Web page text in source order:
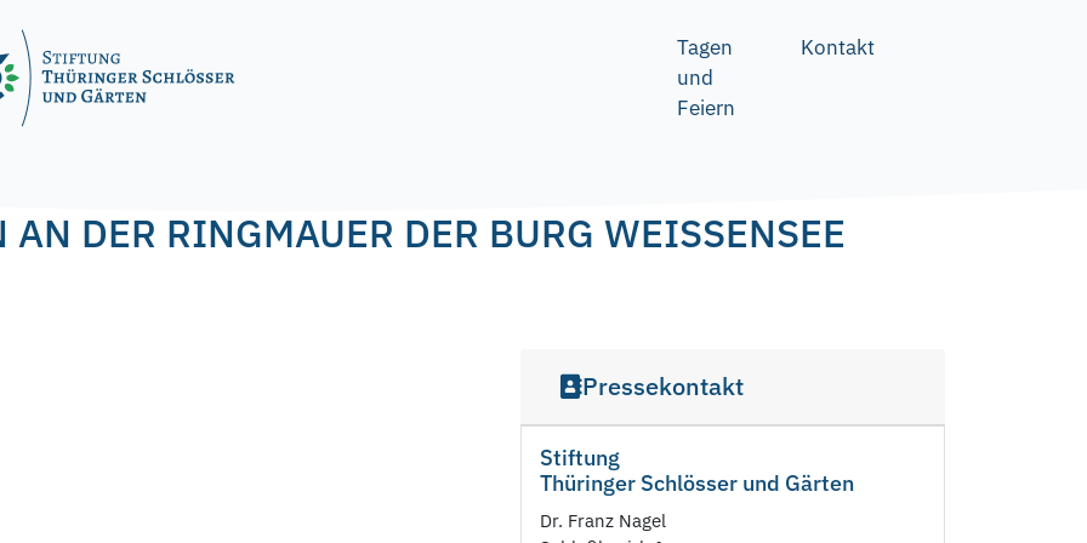
Tagen
und
Feiern
Kontakt
DER RINGMAUER DER BURG WEISSENSEE
Pressekontakt
Stiftung
Thüringer Schlösser und Gärten
Dr. Franz Nagel